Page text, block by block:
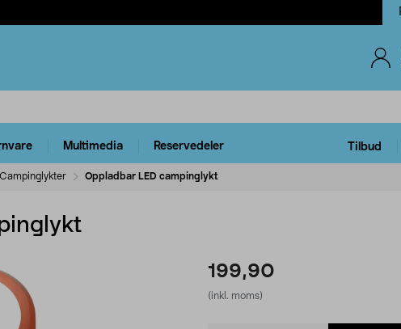
Multimedia Reservedeler Tilbud
Campinglykter Oppladbar LED campinglykt
199,90
(inkl. moms)